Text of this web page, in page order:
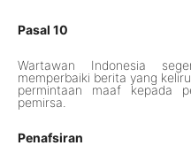
Pasal 10
Wartawan Indonesia
memperbaiki berita yang
permintaan maaf kepada
pemirsa.
Penafsiran